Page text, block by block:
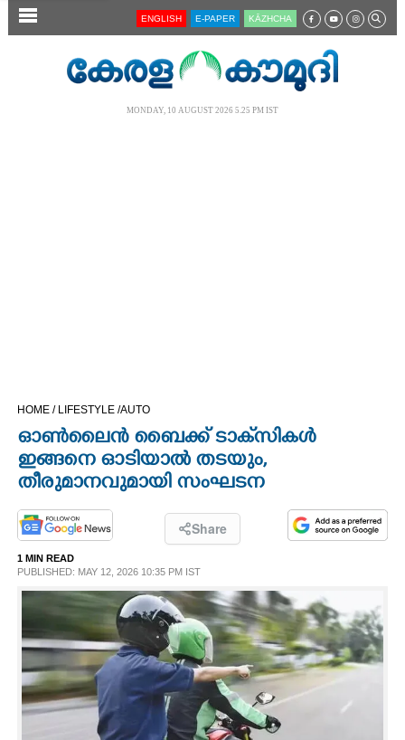
SECTIONS
OPINION
PHOTOS
LIFESTYLE
SPIRITUAL
INFO+
ENGLISH E-PAPER KĀZHCHA
MONDAY, 10 AUGUST 2026 5.25 PM IST
HOME / LIFESTYLE /AUTO
ഓൺലൈൻ ബൈക്ക് ടാക്‌സികൾ
ഇങ്ങനെ ഓടിയാൽ തടയും,
തീരുമാനവുമായി സംഘടന
Share
1 MIN READ
PUBLISHED: MAY 12, 2026 10:35 PM IST